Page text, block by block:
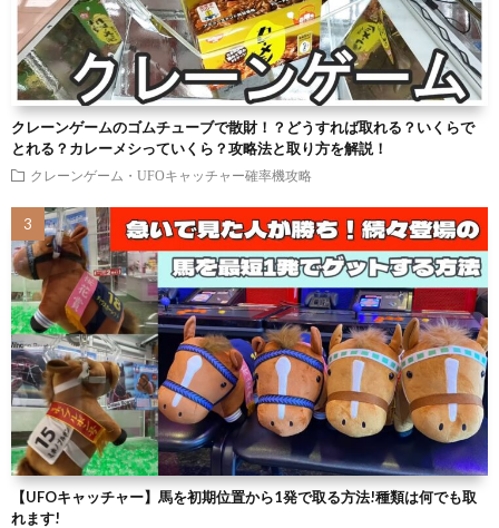
クレーンゲームのゴムチューブで散財！？どうすれば取れる？いくらで
とれる？カレーメシっていくら？攻略法と取り方を解説！
クレーンゲーム・UFOキャッチャー確率機攻略
【UFOキャッチャー】馬を初期位置から1発で取る方法!種類は何でも取
れます!